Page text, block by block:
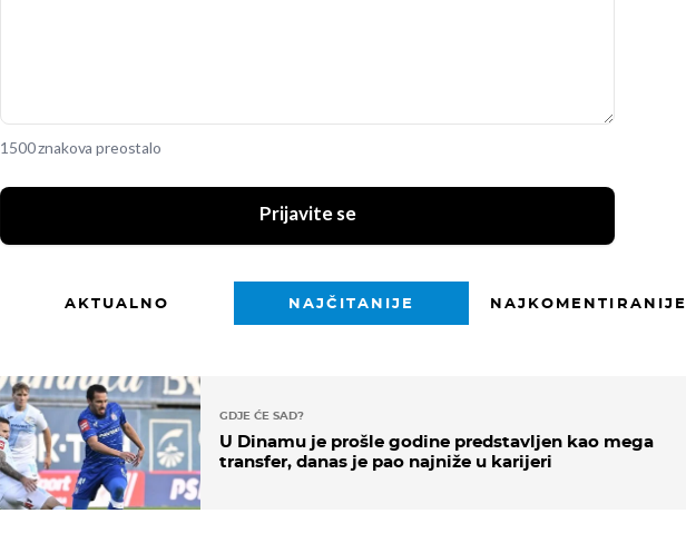
1500 znakova preostalo
Prijavite se
AKTUALNO NAJČITANIJE NAJKOMENTIRANIJE
GDJE ĆE SAD?
U Dinamu je prošle godine predstavljen kao mega
transfer, danas je pao najniže u karijeri